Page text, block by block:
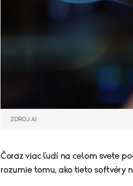
ZDROJ: AI
Čoraz viac ľudí na celom svete
rozumie tomu, ako tieto softvéry